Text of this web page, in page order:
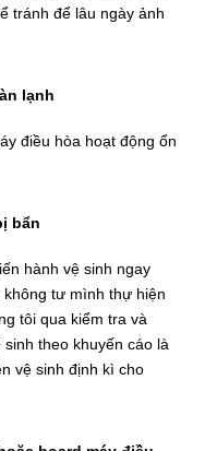
tránh để lâu ngày ảnh
lạnh
điều hòa hoạt động ổn
bẩn
hành vệ sinh ngay
tư mình thự hiện
tôi qua kiểm tra và
theo khuyến cáo là
vệ sinh định kì cho